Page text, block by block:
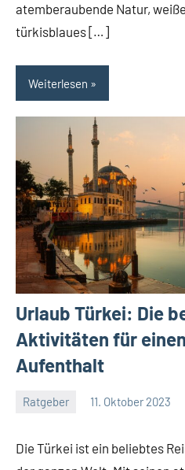
atemberaubende Natur,
türkisblaues […]
Weiterlesen
Urlaub Türkei: Die
Aktivitäten für
Aufenthalt
Ratgeber 11. Oktober 2023
Die Türkei ist ein beliebtes